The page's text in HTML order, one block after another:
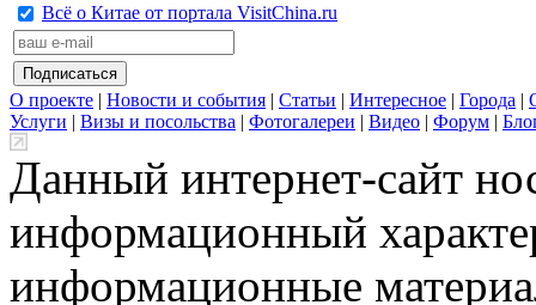
Всё о Китае от портала VisitChina.ru
О проекте | Новости и события | Статьи | Интересное | Города |
Услуги | Визы и посольства | Фотогалереи | Видео | Форум |
Данный интернет-сайт
информационный
информационные